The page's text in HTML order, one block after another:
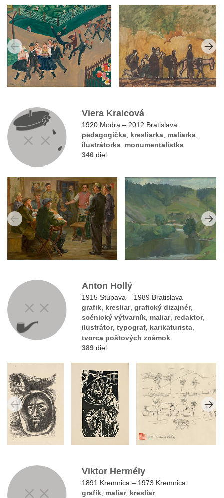
Viera Kraicová
1920 Modra – 2012 Bratislava
pedagogička kresliarka maliarka
ilustrátorka monumentalistka
346 diel
Anton Hollý
1915 Stupava – 1989 Bratislava
grafik, kresliar,grafický dizajnér,
scénický výtvarník, maliar, redaktor,
ilustrátor,typograf, karikaturista,
tvorca poštových známok
389 diel
Viktor Hermély
1891 Kremnica – 1973 Kremnica
grafik, maliar, kresliar